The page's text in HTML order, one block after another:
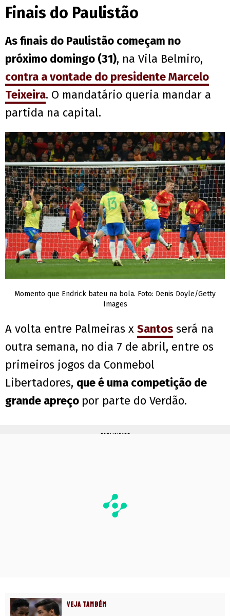
Finais do Paulistão
As finais do Paulistão começam no
próximo domingo (31), na Vila Belmiro,
contra a vontade do presidente Marcelo
Teixeira. O mandatário queria mandar a
partida na capital.
Momento que Endrick bateu na bola. Foto: Denis Doyle/Getty
Images
A volta entre Palmeiras x Santos será na
outra semana, no dia 7 de abril, entre os
primeiros jogos da Conmebol
Libertadores, que é uma competição de
grande apreço por parte do Verdão.
PUBLICIDADE
VEJA TAMBÉM